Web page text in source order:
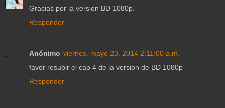
Gracias por la version BD 1080p.
Responder
Anónimo viernes, mayo 23, 2014 2:11:00 a.m.
favor resubir el cap 4 de la version de BD 1080p
Responder